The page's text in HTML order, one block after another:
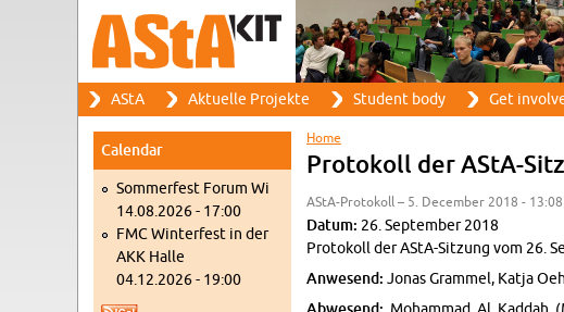
Search form
Search
Main menu
AStA Ak­tuelle Pro­jekte Stu­dent body Get
Cal­en­dar
Som­mer­fest Forum Wi
14.08.2026 - 17:00
FMC Win­ter­fest in der
AKK Halle
04.12.2026 - 19:00
You are here
Home
Pro­tokoll der AStA-
AStA-Pro­tokoll – 5. De­cem­ber 2018 - 13:08
Datum: 26. Sep­tem­ber 2018
Pro­tokoll der AStA-Sitzung vom 26.
An­we­send: Jonas Gram­mel, Katja